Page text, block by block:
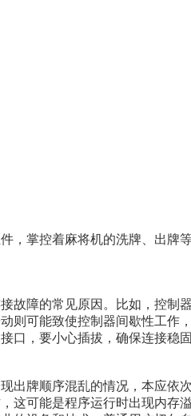
掌控着麻将机的洗牌、出牌
障的常见原因。比如，控制
可能致使控制器间歇性工作
口，要小心插拔，确保连接稳固
牌顺序混乱的情况，本应依
可能是程序运行时出现内存